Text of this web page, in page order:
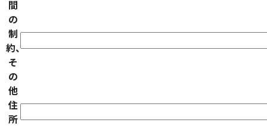
間
の
制
約、
そ
の
他
住
所